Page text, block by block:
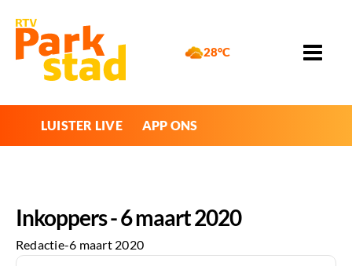
28°C
LUISTER LIVE APP ONS
Inkoppers - 6 maart 2020
Redactie-6 maart 2020